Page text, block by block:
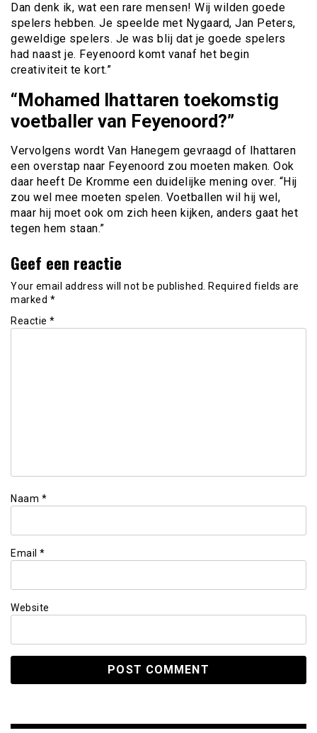
Dan denk ik, wat een rare mensen! Wij wilden goede
spelers hebben. Je speelde met Nygaard, Jan Peters,
geweldige spelers. Je was blij dat je goede spelers
had naast je. Feyenoord komt vanaf het begin
creativiteit te kort.”
“Mohamed Ihattaren toekomstig
voetballer van Feyenoord?”
Vervolgens wordt Van Hanegem gevraagd of Ihattaren
een overstap naar Feyenoord zou moeten maken. Ook
daar heeft De Kromme een duidelijke mening over. “Hij
zou wel mee moeten spelen. Voetballen wil hij wel,
maar hij moet ook om zich heen kijken, anders gaat het
tegen hem staan.”
Geef een reactie
Your email address will not be published. Required fields are
marked *
Reactie *
Naam *
Email *
Website